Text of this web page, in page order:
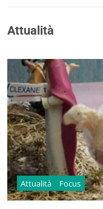
Attualità
Attualità Focus